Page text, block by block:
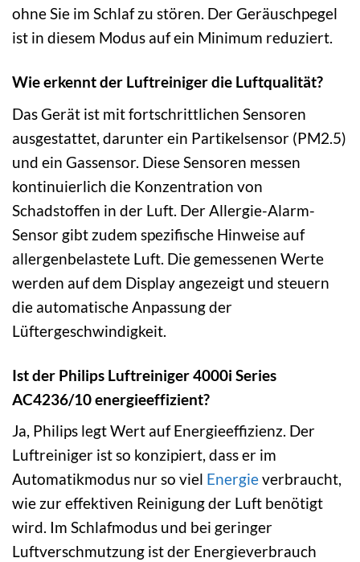
ohne Sie im Schlaf zu stören. Der Geräuschpegel
ist in diesem Modus auf ein Minimum reduziert.
Wie erkennt der Luftreiniger die Luftqualität?
Das Gerät ist mit fortschrittlichen Sensoren
ausgestattet, darunter ein Partikelsensor (PM2.5)
und ein Gassensor. Diese Sensoren messen
kontinuierlich die Konzentration von
Schadstoffen in der Luft. Der Allergie-Alarm-
Sensor gibt zudem spezifische Hinweise auf
allergenbelastete Luft. Die gemessenen Werte
werden auf dem Display angezeigt und steuern
die automatische Anpassung der
Lüftergeschwindigkeit.
Ist der Philips Luftreiniger 4000i Series
AC4236/10 energieeffizient?
Ja, Philips legt Wert auf Energieeffizienz. Der
Luftreiniger ist so konzipiert, dass er im
Automatikmodus nur so viel Energieverbraucht,
wie zur effektiven Reinigung der Luft benötigt
wird. Im Schlafmodus und bei geringer
Luftverschmutzung ist der Energieverbrauch